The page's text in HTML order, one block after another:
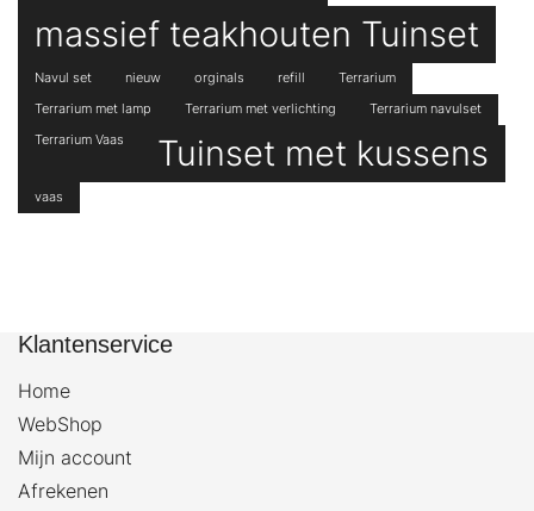
massief teakhouten Tuinset
Navul set nieuw orginals refill
Terrarium
Terrarium met lamp
Terrarium met verlichting
Terrarium navulset
Terrarium Vaas
Tuinset met kussens
vaas
Klantenservice
Home
WebShop
Mijn account
Afrekenen